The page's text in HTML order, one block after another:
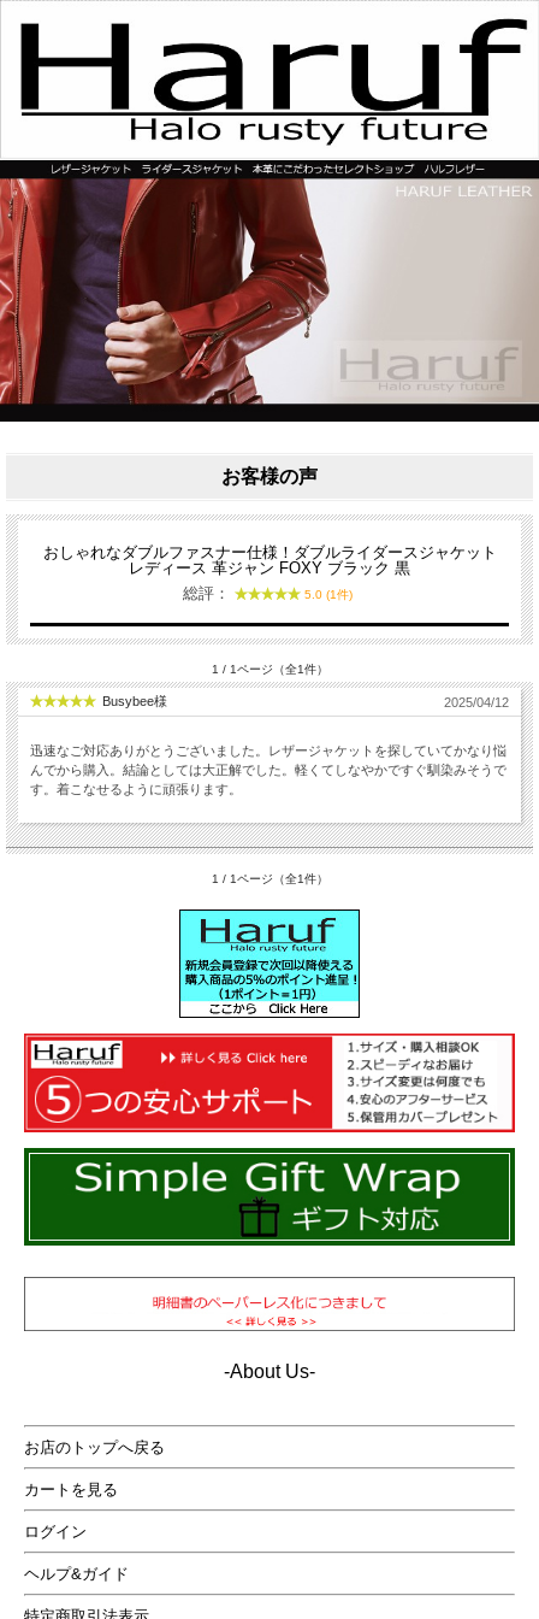
お客様の声
おしゃれなダブルファスナー仕様！ダブルライダースジャケット
レディース 革ジャン FOXY ブラック 黒
総評：
5.0 (1件)
1 / 1ページ（全1件）
Busybee様 2025/04/12
迅速なご対応ありがとうございました。レザージャケットを探していてかなり悩
んでから購入。結論としては大正解でした。軽くてしなやかですぐ馴染みそうで
す。着こなせるように頑張ります。
1 / 1ページ（全1件）
-About Us-
お店のトップへ戻る
カートを見る
ログイン
ヘルプ&ガイド